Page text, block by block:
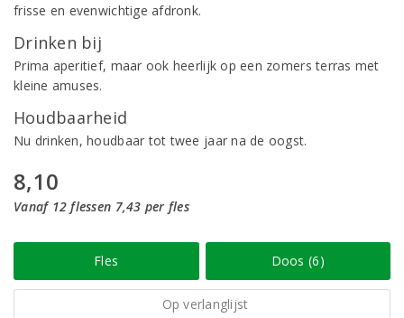
frisse en evenwichtige afdronk.
Drinken bij
Prima aperitief, maar ook heerlijk op een zomers terras met
kleine amuses.
Houdbaarheid
Nu drinken, houdbaar tot twee jaar na de oogst.
8,10
Vanaf 12 flessen 7,43 per fles
Fles Doos (6)
Op verlanglijst